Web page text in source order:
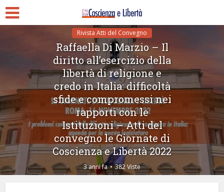
Rivista Atti del Convegno
Raffaella Di Marzio – Il
diritto all’esercizio della
libertà di religione e
credo in Italia: difficoltà
sfide e compromessi nei
rapporti con le
Istituzioni – Atti del
convegno le Giornate di
Coscienza e Libertà 2022
3 anni fa 382 Viste